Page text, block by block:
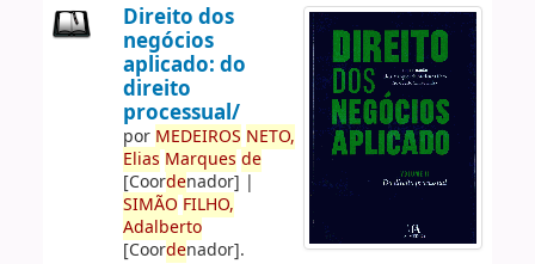
Direito dos
negócios
aplicado: do
direito
processual/
por MEDEIROS NETO,
Elias Marques de
[Coordenador] |
SIMÃO FILHO,
Adalberto
[Coordenador].